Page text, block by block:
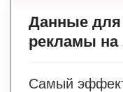
Данные для
рекламы на
Самый